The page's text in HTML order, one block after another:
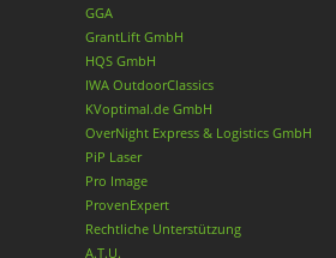
GGA
GrantLift GmbH
HQS GmbH
IWA OutdoorClassics
KVoptimal.de GmbH
OverNight Express & Logistics GmbH
PiP Laser
Pro Image
ProvenExpert
Rechtliche Unterstützung
A.T.U.